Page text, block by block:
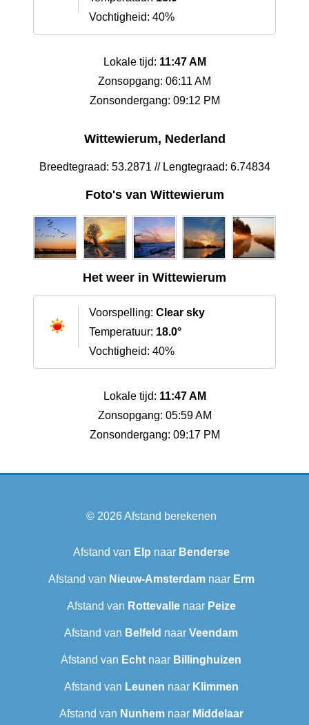
Vochtigheid: 40%
Lokale tijd: 11:47 AM
Zonsopgang: 06:11 AM
Zonsondergang: 09:12 PM
Wittewierum, Nederland
Breedtegraad: 53.2871 // Lengtegraad: 6.74834
Foto's van Wittewierum
Het weer in Wittewierum
Voorspelling: Clear sky
Temperatuur: 18.0°
Vochtigheid: 40%
Lokale tijd: 11:47 AM
Zonsopgang: 05:59 AM
Zonsondergang: 09:17 PM
© 2026Afstand berekenen
Afstand van Elp naar Benderse
Afstand van Nieuw-Amsterdamnaar Erm
Afstand van Rottevallenaar Peize
Afstand van Belfeld naar Veendam
Afstand van Echt naar Billinghuizen
Afstand van Leunen naar Klimmen
Afstand van Nunhemnaar Middelaar